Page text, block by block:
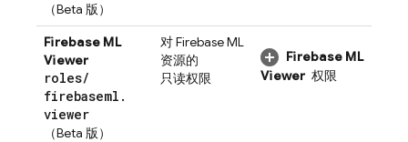
（Beta 版）
Firebase ML
Viewer
roles/
firebaseml .
viewer
（Beta 版）
对Firebase ML
资源的
只读权限
Firebase ML
Viewer 权限